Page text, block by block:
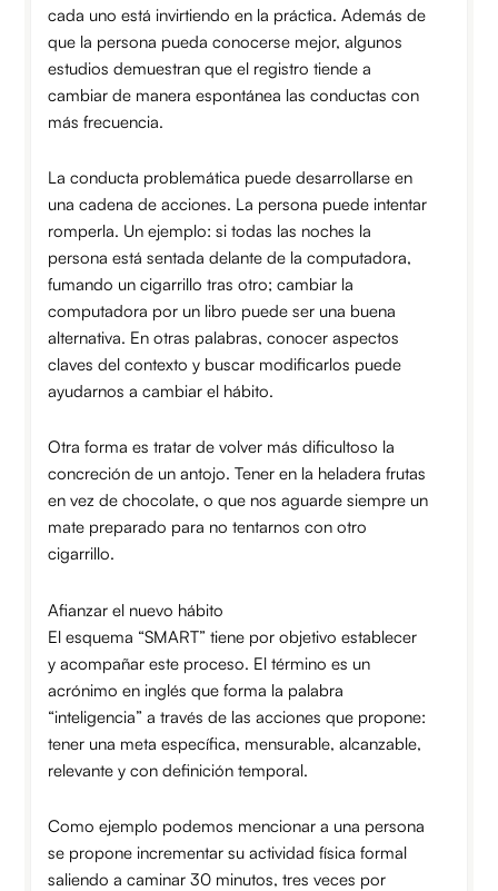
cada uno está invirtiendo en la práctica. Además de
que la persona pueda conocerse mejor, algunos
estudios demuestran que el registro tiende a
cambiar de manera espontánea las conductas con
más frecuencia.
La conducta problemática puede desarrollarse en
una cadena de acciones. La persona puede intentar
romperla. Un ejemplo: si todas las noches la
persona está sentada delante de la computadora,
fumando un cigarrillo tras otro; cambiar la
computadora por un libro puede ser una buena
alternativa. En otras palabras, conocer aspectos
claves del contexto y buscar modificarlos puede
ayudarnos a cambiar el hábito.
Otra forma es tratar de volver más dificultoso la
concreción de un antojo. Tener en la heladera frutas
en vez de chocolate, o que nos aguarde siempre un
mate preparado para no tentarnos con otro
cigarrillo.
Afianzar el nuevo hábito
El esquema “SMART” tiene por objetivo establecer
y acompañar este proceso. El término es un
acrónimo en inglés que forma la palabra
“inteligencia” a través de las acciones que propone:
tener una meta específica, mensurable, alcanzable,
relevante y con definición temporal.
Como ejemplo podemos mencionar a una persona
se propone incrementar su actividad física formal
saliendo a caminar 30 minutos, tres veces por